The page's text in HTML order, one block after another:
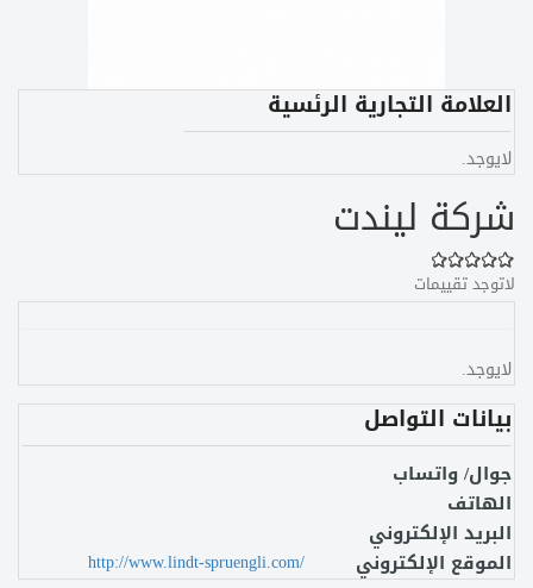
العلامة التجارية الرئسية
لايوجد.
شركة ليندت
لاتوجد تقييمات
لايوجد.
بيانات التواصل
جوال/ واتساب
الهاتف
البريد الإلكتروني
الموقع الإلكتروني
http://www.lindt-spruengli.com/